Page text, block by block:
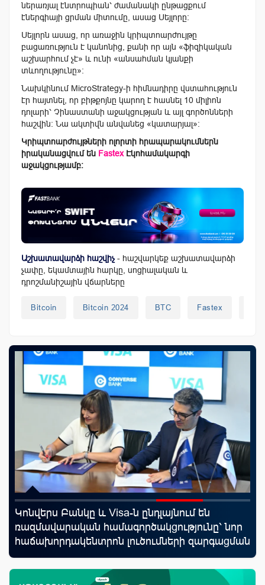
ներառյալ էնտրոպիան՝ ժամանակի ընթացքում
էներգիայի ցրման միտումը, ասաց Սեյլորը:
Սեյլորն ասաց, որ առաջին կրիպտոարժույթը
բացառություն է կանոնից, քանի որ այն «ֆիզիկական
աշխարհում չէ» և ունի «անսահման կյանքի
տևողությունը»:
Նախկինում MicroStrategy-ի հիմնադիրը վստահություն
էր հայտնել, որ բիթքոյնը կարող է հասնել 10 միլիոն
դոլարի՝ Չինաստանի աջակցության և այլ գործոնների
հաշվին: Նա ակտիվն անվանեց «կատարյալ»:
Կրիպտոարժույթների ոլորտի հրապարակումներն
իրականացվում են FastexԷկոհամակարգի
աջակցությամբ:
Աշխատավարձի հաշվիչ - հաշվարկեք աշխատավարձի
չափը, եկամտային հարկը, սոցիալական և
դրոշմանիշային վճարները
Bitcoin Bitcoin 2024 BTC Fastex
Կոնվերս Բանկը և Visa-ն ընդլայնում են
ռազմավարական համագործակցությունը՝ նոր
հաճախորդակենտրոն լուծումների զարգացման
նպատակով